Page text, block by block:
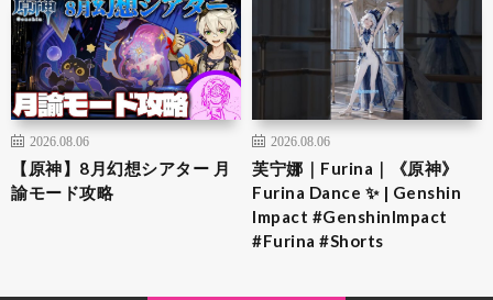
2026.08.06
【原神】8月幻想シアター 月
諭モード攻略
2026.08.06
芙宁娜｜Furina｜《原神》
Furina Dance ✨ | Genshin
Impact #GenshinImpact
#Furina #Shorts